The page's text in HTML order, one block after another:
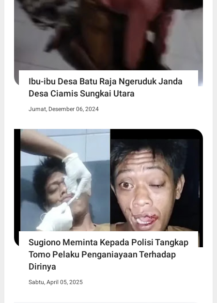
Ibu-ibu Desa Batu Raja Ngeruduk Janda
Desa Ciamis Sungkai Utara
Jumat, Desember 06, 2024
Sugiono Meminta Kepada Polisi Tangkap
Tomo Pelaku Penganiayaan Terhadap
Dirinya
Sabtu, April 05, 2025